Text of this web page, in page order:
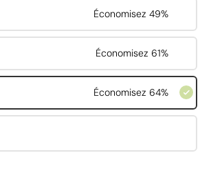
Économisez 49%
Économisez 61%
Économisez 64%